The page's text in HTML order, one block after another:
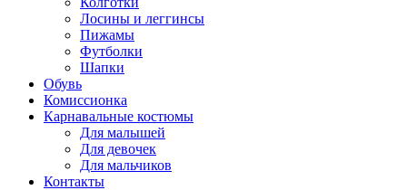
Лосины и леггинсы
Пижамы
Футболки
Шапки
Обувь
Комиссионка
Карнавальные костюмы
Для малышей
Для девочек
Для мальчиков
Контакты